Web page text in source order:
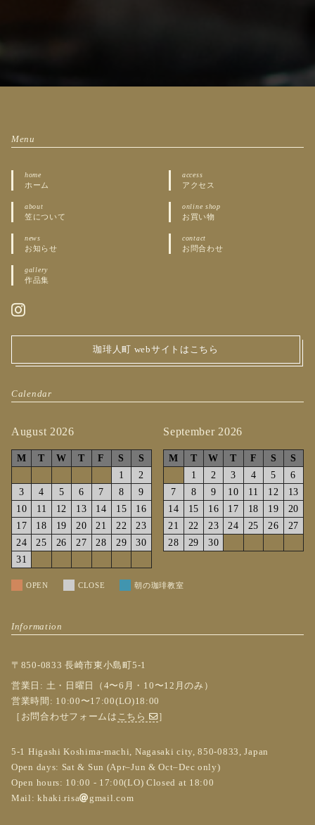
Menu
home
ホーム
about
笠について
news
お知らせ
gallery
作品集
access
アクセス
online shop
お買い物
contact
お問合わせ
珈琲人町 webサイトはこちら
Calendar
August 2026
M T W T F S
S
1
2
3
4 5 6 7 8
9
10
11 12 13 14 15
16
17
18 19 20 21 22
23
24
25 26 27 28 29
30
31
September 2026
M T W T F S
S
1
2 3 4 5
6
7
8 9 10 11 12
13
14
15 16 17 18 19
20
21
22 23 24 25 26
27
28
29 30
OPEN CLOSE 朝の珈琲教室
Information
〒850-0833 長崎市東小島町5-1
営業日: 土・日曜日（4〜6月・10〜12月のみ）
営業時間: 10:00〜17:00(LO)18:00
［お問合わせフォームは こちら ］
5-1 Higashi Koshima-machi, Nagasaki city, 850-0833, Japan
Open days: Sat & Sun (Apr–Jun & Oct–Dec only)
Open hours: 10:00 - 17:00(LO) Closed at 18:00
Mail:khaki.risa gmail.com